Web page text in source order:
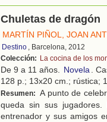
Chuletas de dragón
MARTÍN PIÑOL, JOAN
Destino , Barcelona, 2012
Colección: La cocina de los
De 9 a 11 años. Novela.
128 p.; 13x20 cm.; rústica;
Resumen: A punto de
queda sin sus
entrenador y sus amigos